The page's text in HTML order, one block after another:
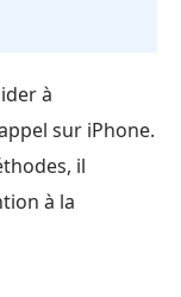
à
sur iPhone.
il
à la